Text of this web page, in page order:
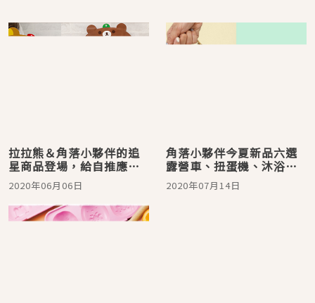
拉拉熊＆角落小夥伴的追
星商品登場，給自推應援
扇、徽章一個舒適的家！
2020年06月06日
角落小夥伴今夏新品六選
露營車、扭蛋機、沐浴乳
都該收！
2020年07月14日